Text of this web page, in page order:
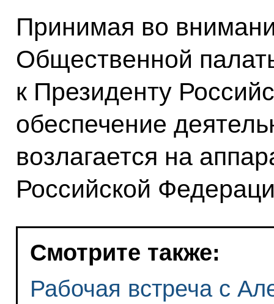
Принимая во
Общественной
к Президенту
обеспечение
возлагается на
Российской
Смотрите также:
Рабочая встреча с